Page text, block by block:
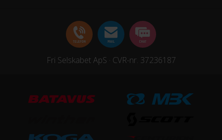
Shimano ST-A070, Dual control 14 Speed
Fri Selskabet ApS · CVR-nr. 37236187